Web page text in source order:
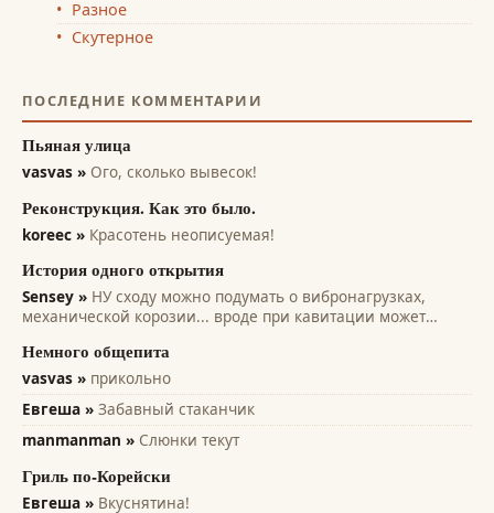
Разное
Скутерное
ПОСЛЕДНИЕ КОММЕНТАРИИ
Пьяная улица
vasvas » Ого, сколько вывесок!
Реконструкция. Как это было.
koreec » Красотень неописуемая!
История одного открытия
Sensey »
механической корозии... вроде при кавитации может
винтов. Там на микро уровне идет разрушение рабочих
поверхностей. А этот эффект только...
Немного общепита
vasvas » прикольно
Евгеша » Забавный стаканчик
manmanman » Слюнки текут
Гриль по-Корейски
Евгеша » Вкуснятина!